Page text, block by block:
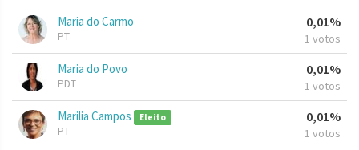
Maria do Carmo
PT
0,01%
1 votos
Maria do Povo
PDT
0,01%
1 votos
Marilia Campos Eleito
PT
0,01%
1 votos